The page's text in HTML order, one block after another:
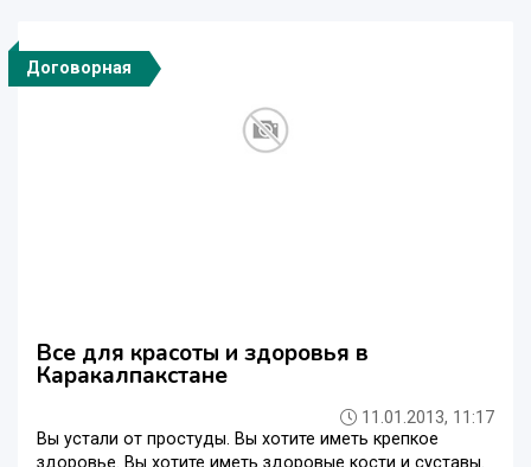
Договорная
Все для красоты и здоровья в
Каракалпакстане
11.01.2013, 11:17
Вы устали от простуды. Вы хотите иметь крепкое
здоровье. Вы хотите иметь здоровые кости и суставы.